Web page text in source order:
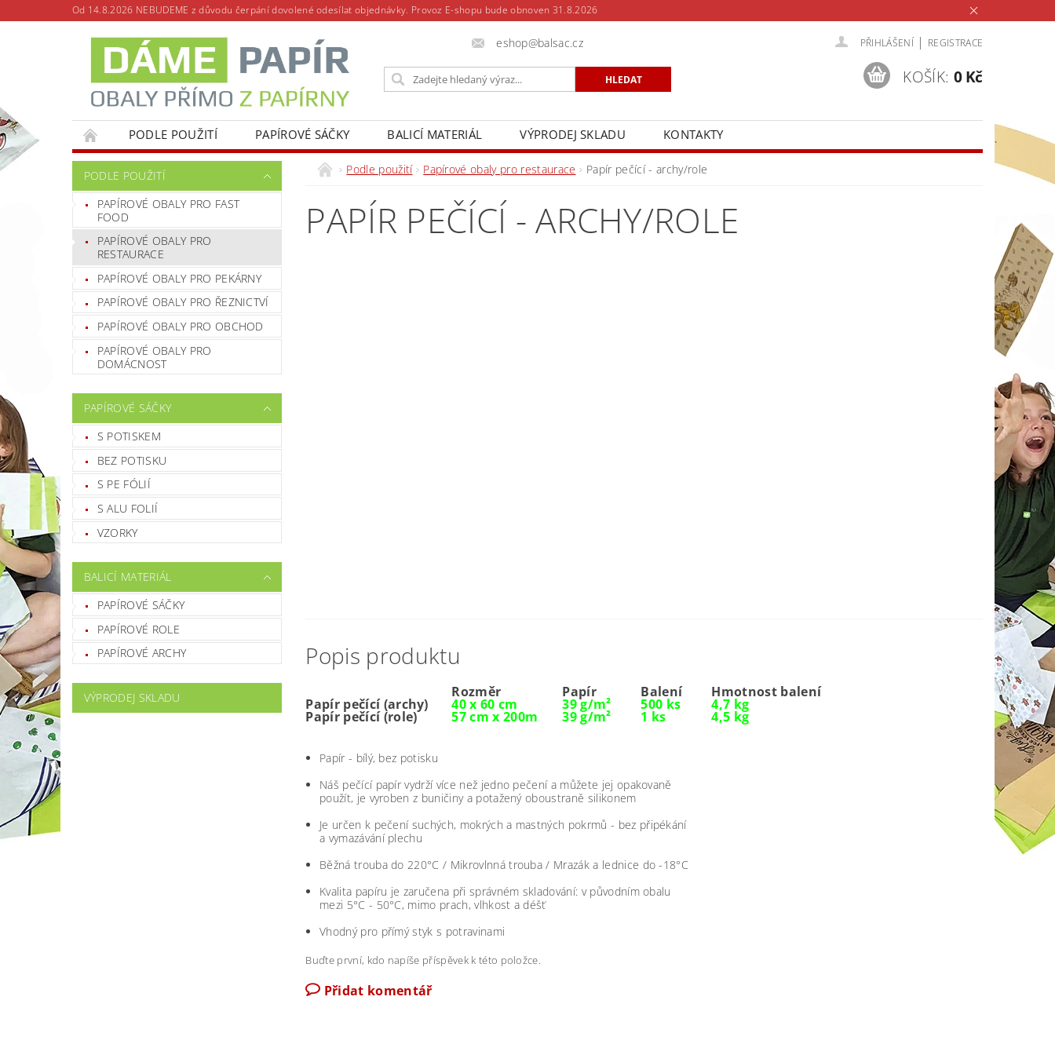
Od 14.8.2026 NEBUDEME z důvodu čerpání dovolené odesílat objednávky. Provoz E-shopu bude obnoven 31.8.2026
eshop@balsac.cz PŘIHLÁŠENÍ | REGISTRACE
KOŠÍK: 0 Kč
PODLE POUŽITÍ PAPÍROVÉ SÁČKY BALICÍ MATERIÁL VÝPRODEJ SKLADU KONTAKTY
PODLE POUŽITÍ
PAPÍROVÉ OBALY PRO FAST
FOOD
PAPÍROVÉ OBALY PRO
RESTAURACE
PAPÍROVÉ OBALY PRO PEKÁRNY
PAPÍROVÉ OBALY PRO ŘEZNICTVÍ
PAPÍROVÉ OBALY PRO OBCHOD
PAPÍROVÉ OBALY PRO
DOMÁCNOST
PAPÍROVÉ SÁČKY
S POTISKEM
BEZ POTISKU
S PE FÓLIÍ
S ALU FOLIÍ
VZORKY
BALICÍ MATERIÁL
PAPÍROVÉ SÁČKY
PAPÍROVÉ ROLE
PAPÍROVÉ ARCHY
VÝPRODEJ SKLADU
Podle použití Papírové obaly pro restaurace Papír pečící - archy/role
PAPÍR PEČÍCÍ - ARCHY/ROLE
Rozměr Papír Balení Hmotnost balení
Papír pečící (archy) 40 x 60 cm 39 g/m² 500 ks 4,7 kg
Papír pečící (role) 57 cm x 200m 39 g/m² 1 ks 4,5 kg
Papír - bílý, bez potisku
Náš pečící papír vydrží více než jedno pečení a můžete jej opakovaně
použít, je vyroben z buničiny a potažený oboustraně silikonem
Je určen k pečení suchých, mokrých a mastných pokrmů - bez připékání
a vymazávání plechu
Běžná trouba do 220°C / Mikrovlnná trouba / Mrazák a lednice do -18°C
Kvalita papíru je zaručena při správném skladování: v původním obalu
mezi 5°C - 50°C, mimo prach, vlhkost a déšť
Vhodný pro přímý styk s potravinami
Buďte první, kdo napíše příspěvek k této položce.
Přidat komentář